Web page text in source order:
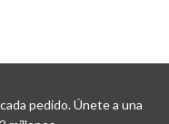
pedido. Únete a una